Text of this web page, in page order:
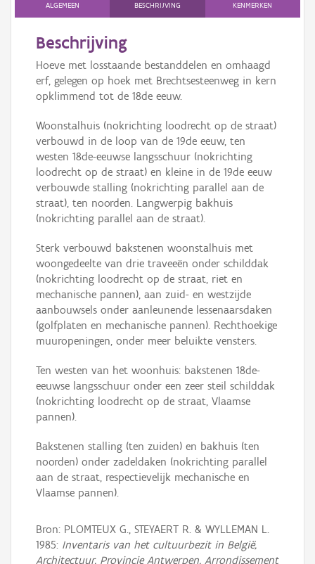
ALGEMEEN BESCHRIJVING KENMERKEN
Beschrijving
Hoeve met losstaande bestanddelen en omhaagd
erf, gelegen op hoek met Brechtsesteenweg in kern
opklimmend tot de 18de eeuw.
Woonstalhuis (nokrichting loodrecht op de straat)
verbouwd in de loop van de 19de eeuw, ten
westen 18de-eeuwse langsschuur (nokrichting
loodrecht op de straat) en kleine in de 19de eeuw
verbouwde stalling (nokrichting parallel aan de
straat), ten noorden. Langwerpig bakhuis
(nokrichting parallel aan de straat).
Sterk verbouwd bakstenen woonstalhuis met
woongedeelte van drie traveeën onder schilddak
(nokrichting loodrecht op de straat, riet en
mechanische pannen), aan zuid- en westzijde
aanbouwsels onder aanleunende lessenaarsdaken
(golfplaten en mechanische pannen). Rechthoekige
muuropeningen, onder meer beluikte vensters.
Ten westen van het woonhuis: bakstenen 18de-
eeuwse langsschuur onder een zeer steil schilddak
(nokrichting loodrecht op de straat, Vlaamse
pannen).
Bakstenen stalling (ten zuiden) en bakhuis (ten
noorden) onder zadeldaken (nokrichting parallel
aan de straat, respectievelijk mechanische en
Vlaamse pannen).
Bron: PLOMTEUX G., STEYAERT R. & WYLLEMAN L.
1985: Inventaris van het cultuurbezit in België,
Architectuur, Provincie Antwerpen, Arrondissement